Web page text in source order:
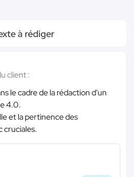
à rédiger
client :
le cadre de la rédaction d'un
4.0.
et la pertinence des
cruciales.